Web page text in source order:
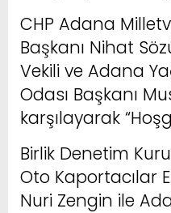
CHP Adana
Başkanı Nihat
Vekili ve Adana
Odası Başkanı
karşılayarak
Birlik Denetim
Oto Kaportacılar
Nuri Zengin ile